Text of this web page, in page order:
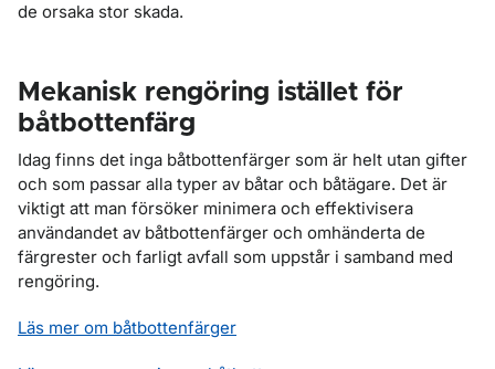
de orsaka stor skada.
Mekanisk rengöring istället för
båtbottenfärg
Idag finns det inga båtbottenfärger som är helt utan gifter
och som passar alla typer av båtar och båtägare. Det är
viktigt att man försöker minimera och effektivisera
användandet av båtbottenfärger och omhänderta de
färgrester och farligt avfall som uppstår i samband med
rengöring.
Läs mer om båtbottenfärger